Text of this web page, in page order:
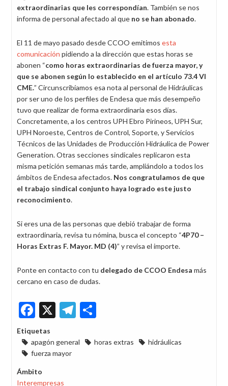
extraordinarias que les correspondían. También se nos
informa de personal afectado al que no se han abonado.
El 11 de mayo pasado desde CCOO emitimos esta
comunicación pidiendo a la dirección que estas horas se
abonen “como horas extraordinarias de fuerza mayor, y
que se abonen según lo establecido en el artículo 73.4 VI
CME.” Circunscribíamos esa nota al personal de Hidráulicas
por ser uno de los perfiles de Endesa que más desempeño
tuvo que realizar de forma extraordinaria esos días.
Concretamente, a los centros UPH Ebro Pirineos, UPH Sur,
UPH Noroeste, Centros de Control, Soporte, y Servicios
Técnicos de las Unidades de Producción Hidráulica de Power
Generation. Otras secciones sindicales replicaron esta
misma petición semanas más tarde, ampliándolo a todos los
ámbitos de Endesa afectados. Nos congratulamos de que
el trabajo sindical conjunto haya logrado este justo
reconocimiento.
Si eres una de las personas que debió trabajar de forma
extraordinaria, revisa tu nómina, busca el concepto “4P70 –
Horas Extras F. Mayor. MD (4)” y revisa el importe.
Ponte en contacto con tu delegado de CCOO Endesa más
cercano en caso de dudas.
Facebook
X Telegram
Etiquetas
apagón general
horas extras
hidráulicas
fuerza mayor
Ámbito
Interempresas